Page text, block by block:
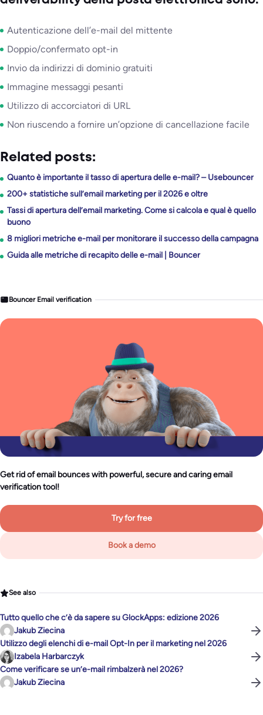
Autenticazione dell’e-mail del mittente
Doppio/confermato opt-in
Invio da indirizzi di dominio gratuiti
Immagine messaggi pesanti
Utilizzo di accorciatori di URL
Non riuscendo a fornire un’opzione di cancellazione facile
Related posts:
Quanto è importante il tasso di apertura delle e-mail? – Usebouncer
200+ statistiche sull’email marketing per il 2026 e oltre
Tassi di apertura dell’email marketing. Come si calcola e qual è quello
buono
8 migliori metriche e-mail per monitorare il successo della campagna
Guida alle metriche di recapito delle e-mail | Bouncer
Bouncer Email verification
Get rid of email bounces with powerful, secure and caring email
verification tool!
Try for free
Book a demo
See also
Tutto quello che c’è da sapere su GlockApps: edizione 2026
Jakub Ziecina
Utilizzo degli elenchi di e-mail Opt-In per il marketing nel 2026
Izabela Harbarczyk
Come verificare se un’e-mail rimbalzerà nel 2026?
Jakub Ziecina